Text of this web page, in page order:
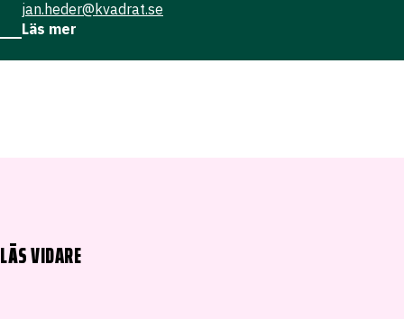
jan.heder@kvadrat.se
Läs mer
LÄS VIDARE